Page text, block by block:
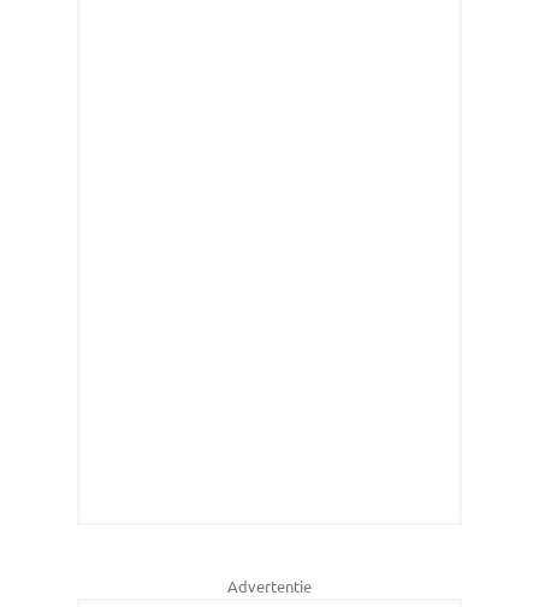
Advertentie